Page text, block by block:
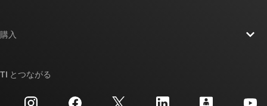
クロスリファレンス検索
カスタマー・サポート・センター
購入
TI とつながる